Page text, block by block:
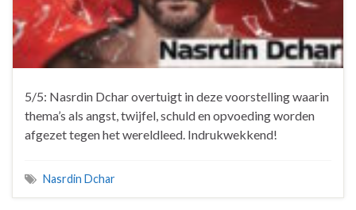
5/5: Nasrdin Dchar overtuigt in deze voorstelling waarin
thema’s als angst, twijfel, schuld en opvoeding worden
afgezet tegen het wereldleed. Indrukwekkend!
Nasrdin Dchar